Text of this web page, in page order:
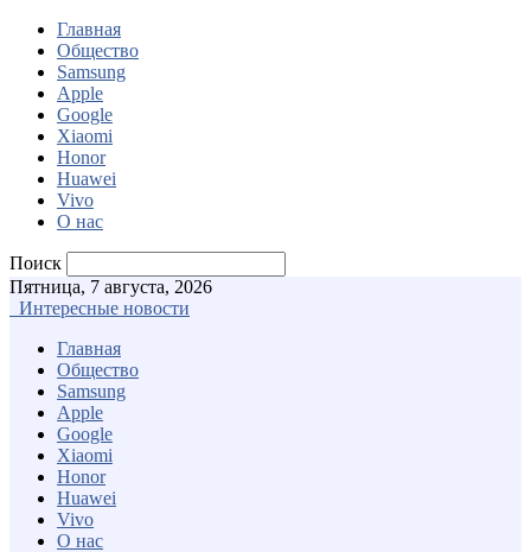
Главная
Общество
Samsung
Apple
Google
Xiaomi
Honor
Huawei
Vivo
О нас
Поиск
Пятница, 7 августа, 2026
Интересные новости
Главная
Общество
Samsung
Apple
Google
Xiaomi
Honor
Huawei
Vivo
О нас